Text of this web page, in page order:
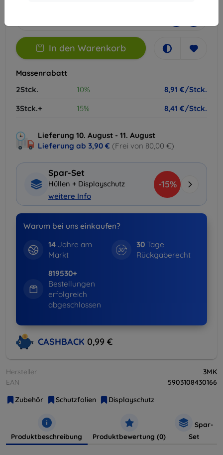
In den Warenkorb
Massenrabatt
2Stck.
10%
8,91 €/Stck.
3Stck.+
15% 8,41 €/Stck.
Lieferung 10. August - 11. August
Lieferung ab 3,90 € (Frei von 80,00 €)
Spar-Set
Hüllen + Displayschutz
weitere Info
-15%
Warum bei uns einkaufen?
14Jahre am
Markt
30 Tage
Rückgaberecht
819530+
Bestellungen
erfolgreich
abgeschlossen
CASHBACK 0,99 €
Hersteller
3MK
EAN
5903108430166
Zubehör
Schutzfolien Displayschutz
Produktbeschreibung Produktbewertung (0)
Spar-
Set